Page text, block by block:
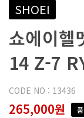
SHOEI
쇼에이헬
14 Z-7
CODE NO : 13436
265,000원